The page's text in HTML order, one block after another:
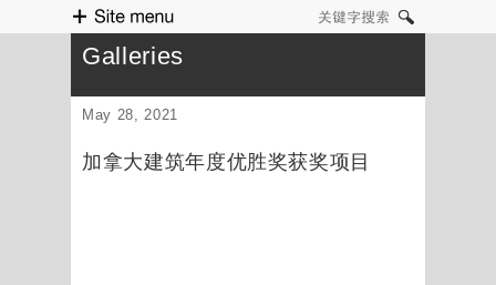
Galleries
May 28, 2021
加拿大建筑年度优胜奖获奖项目